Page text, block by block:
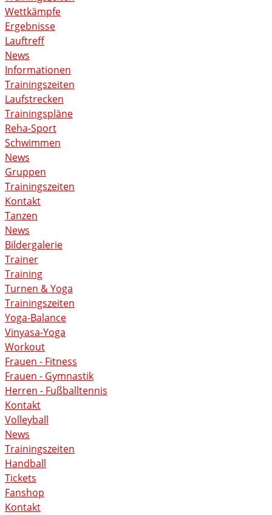
Wettkämpfe
Ergebnisse
Lauftreff
News
Informationen
Trainingszeiten
Laufstrecken
Trainingspläne
Reha-Sport
Schwimmen
News
Gruppen
Trainingszeiten
Kontakt
Tanzen
News
Bildergalerie
Trainer
Training
Turnen & Yoga
Trainingszeiten
Yoga-Balance
Vinyasa-Yoga
Workout
Frauen - Fitness
Frauen - Gymnastik
Herren - Fußballtennis
Kontakt
Volleyball
News
Trainingszeiten
Handball
Tickets
Fanshop
Kontakt